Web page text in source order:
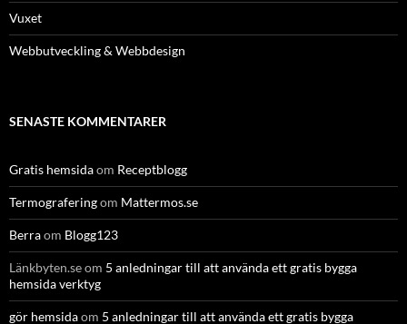
Vuxet
Webbutveckling & Webbdesign
SENASTE KOMMENTARER
Gratis hemsidaom Receptblogg
Termograferingom Mattermos.se
Berraom Blogg123
Länkbyten.seom 5 anledningar till att använda ett gratis bygga
hemsida verktyg
gör hemsidaom 5 anledningar till att använda ett gratis bygga